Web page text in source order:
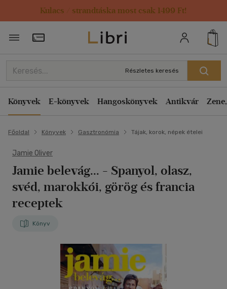
Kulacs / strandtáska most csak 1499 Ft!
Törzsvásárlói Kártya adatai
Részletes keresés
Könyvek E-könyvek Hangoskönyvek Antikvár
Főoldal Könyvek Gasztronómia Tájak, korok, népek ételei
Jamie Oliver
Jamie belevág... - Spanyol, olasz,
svéd, marokkói, görög és francia
receptek
Könyv